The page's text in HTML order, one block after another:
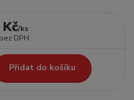
/ks
bez DPH
Přidat do košíku